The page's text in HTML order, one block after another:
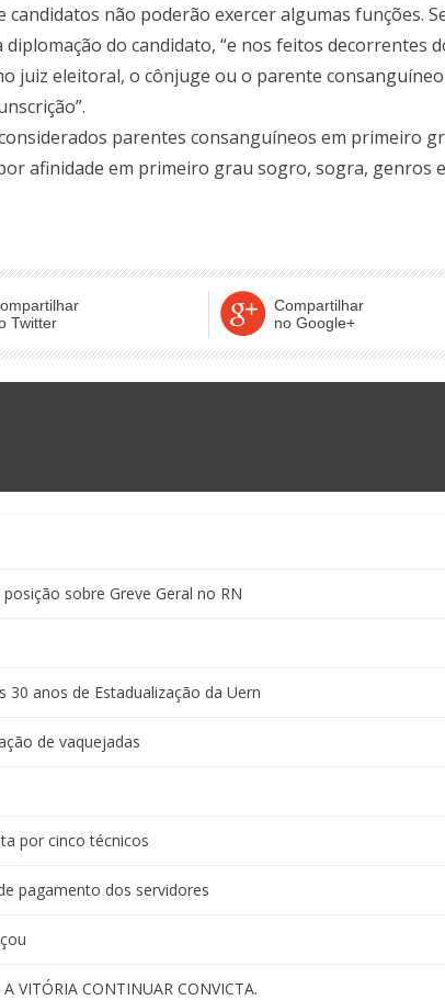
não poderão exercer algumas funções.
do candidato, “e nos feitos decorrentes
juiz eleitoral, o cônjuge ou o parente
parentes consanguíneos em primeiro
afinidade em primeiro grau sogro, sogra, genros
Twitter
Compartilhar
no Google+
sobre Greve Geral no RN
anos de Estadualização da Uern
de vaquejadas
por cinco técnicos
pagamento dos servidores
VITÓRIA CONTINUAR CONVICTA.